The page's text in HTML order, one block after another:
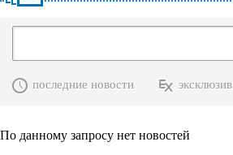
последние новости эксклюзив
По данному запросу нет новостей